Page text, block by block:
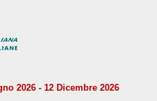
2026 - 12 Dicembre 2026